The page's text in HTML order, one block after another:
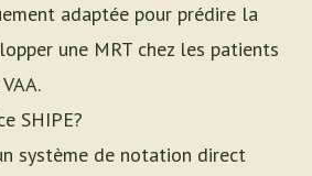
adaptée pour prédire la
une MRT chez les patients
SHIPE?
système de notation direct